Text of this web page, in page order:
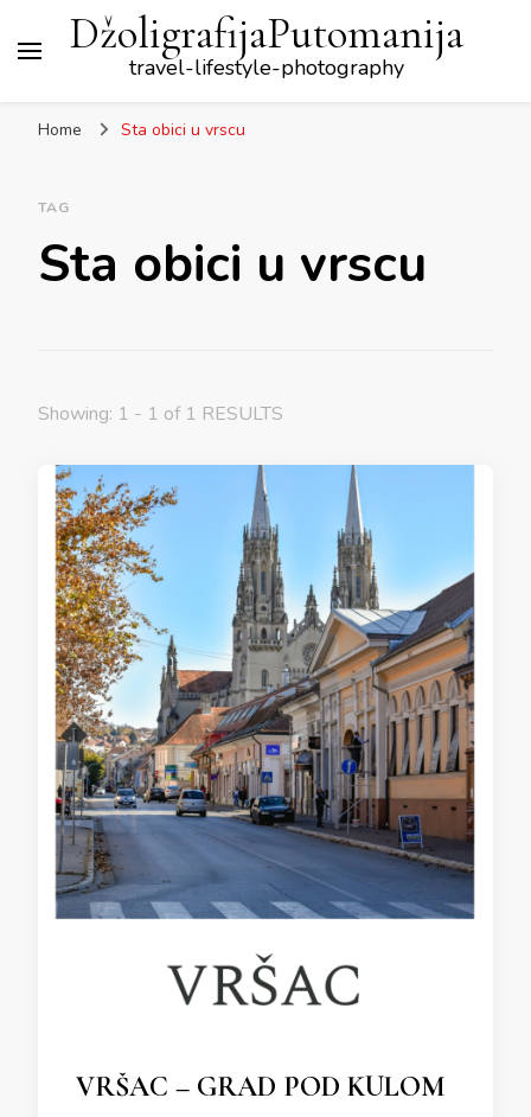
DžoligrafijaPutomanija
travel-lifestyle-photography
Home Sta obici u vrscu
TAG
Sta obici u vrscu
Showing: 1 - 1 of 1 RESULTS
VRŠAC – GRAD POD KULOM